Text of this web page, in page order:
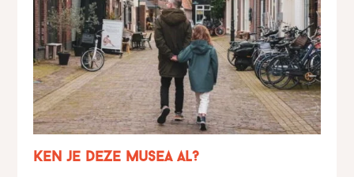
Ken je deze musea al?